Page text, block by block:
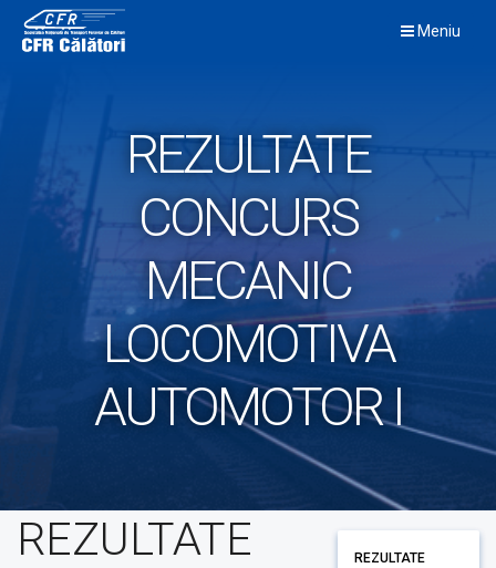
content
Meniu
REZULTATE
CONCURS
MECANIC
LOCOMOTIVA
AUTOMOTOR I
REZULTATE
REZULTATE